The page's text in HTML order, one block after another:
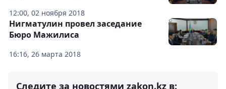
12:00, 02 ноября 2018
16:16, 26 марта 2018
Нигматулин провел заседание
Бюро Мажилиса
Следите за новостями zakon.kz в: